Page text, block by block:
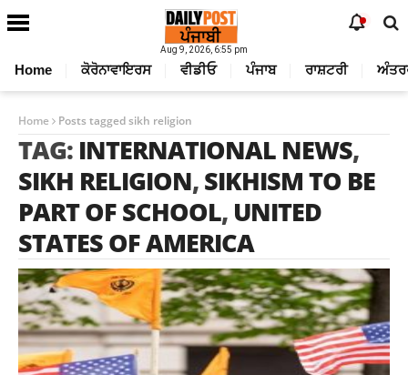
Aug 9, 2026, 6:55 pm
Home ਕੋਰੋਨਾਵਾਇਰਸ ਵੀਡੀਓ ਪੰਜਾਬ ਰਾਸ਼ਟਰੀ
Home Posts tagged sikh religion
TAG: INTERNATIONAL NEWS,
SIKH RELIGION,SIKHISM TO BE
PART OF SCHOOL, UNITED
STATES OF AMERICA